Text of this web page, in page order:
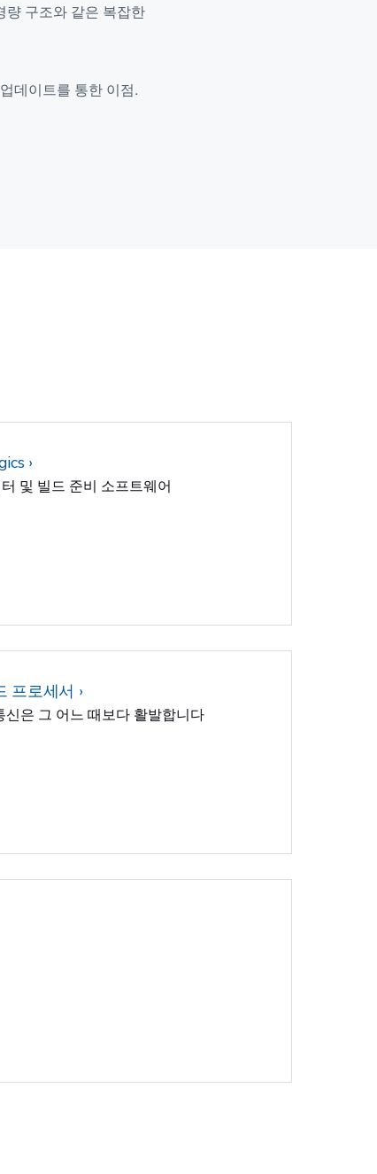
량 구조와 같은 복잡한
데이트를 통한 이점.
및 빌드 준비 소프트웨어
프로세서
은 그 어느 때보다 활발합니다